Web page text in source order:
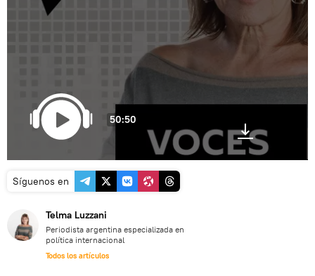
50:50
Síguenos en
Telma Luzzani
Periodista argentina especializada en
política internacional
Todos los artículos